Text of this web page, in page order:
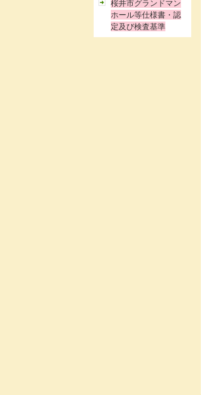
桜井市グランドマン
ホール等仕様書・認
定及び検査基準